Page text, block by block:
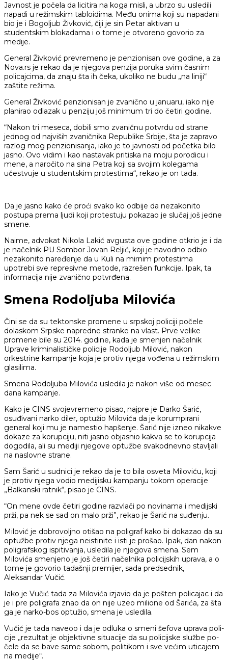
Javnost je počela da licitira na koga misli, a ubrzo su usledili
napadi u režimskim tabloidima. Među onima koji su napadani
bio je i Bogoljub Živković, čiji je sin Petar aktivan u
studentskim blokadama i o tome je otvoreno govorio za
medije.
General Živković prevremeno je penzionisan ove godine, a za
Nova.rs je rekao da je njegova penzija poruka svim časnim
policajcima, da znaju šta ih čeka, ukoliko ne budu „na liniji“
zaštite režima.
General Živković penzionisan je zvanično u januaru, iako nije
planirao odlazak u penziju još minimum tri do četiri godine.
“Nakon tri meseca, dobili smo zvaničnu potvrdu od strane
jednog od najviših zvaničnika Republike Srbije, šta je zapravo
razlog mog penzionisanja, iako je to javnosti od početka bilo
jasno. Ovo vidim i kao nastavak pritiska na moju porodicu i
mene, a naročito na sina Petra koji sa svojim kolegama
učestvuje u studentskim protestima“, rekao je on tada.
Da je jasno kako će proći svako ko odbije da nezakonito
postupa prema ljudi koji protestuju pokazao je slučaj još jedne
smene.
Naime, advokat Nikola Lakić avgusta ove godine otkrio je i da
je načelnik PU Sombor Jovan Reljić, koji je navodno odbio
nezakonito naređenje da u Kuli na mirnim protestima
upotrebi sve represivne metode, razrešen funkcije. Ipak, ta
informacija nije zvanično potvrđena.
Smena Rodoljuba Milovića
Čini se da su tektonske promene u srpskoj policiji počele
dolaskom Srpske napredne stranke na vlast. Prve velike
promene bile su 2014. godine, kada je smenjen načelnik
Uprave kriminalističke policije Rodoljub Milović, nakon
orkestrine kampanje koja je protiv njega vođena u režimskim
glasilima.
Smena Rodoljuba Milovića usledila je nakon više od mesec
dana kampanje.
Kako je CINS svojevremeno pisao, najpre je Darko Šarić,
osuđivani narko diler, optužio Milovića da je korumpirani
general koji mu je namestio hapšenje. Šarić nije izneo nikakve
dokaze za korupciju, niti jasno objasnio kakva se to korupcija
dogodila, ali su mediji njegove optužbe svakodnevno stavljali
na naslovne strane.
Sam Šarić u sudnici je rekao da je to bila osveta Miloviću, koji
je protiv njega vodio medijisku kampanju tokom operacije
„Balkanski ratnik“, pisao je CINS.
“On mene ovde četiri godine razvlači po novinama i medijski
prži, pa nek se sad on malo prži”, rekao je Šarić na suđenju.
Milović je dobrovoljno otišao na poligraf kako bi dokazao da su
optužbe protiv njega neistinite i isti je prošao. Ipak, dan nakon
poligrafskog ispitivanja, usledila je njegova smena. Sem
Milovića smenjeno je još četiri načelnika policijskih uprava, a o
tome je govorio tadašnji premijer, sada predsednik,
Aleksandar Vučić.
Iako je Vučić tada za Milovića izjavio da je po­šten po­li­ca­jac i da
je i pre po­li­gra­fa znao da on ni­je uzeo mi­li­o­ne od Ša­ri­ća, za šta
ga je nar­ko-bos op­tu­žio, smena je usledila.
Vučić je tada naveoo i da je od­lu­ka o sme­ni še­fo­va upra­va po­li­
ci­je „re­zul­tat je objek­tiv­ne si­tu­a­ci­je da su po­li­cij­ske slu­žbe po­
če­le da se ba­ve sa­me so­bom, po­li­ti­kom i sve ve­ćim uti­ca­jem
na me­di­je“.